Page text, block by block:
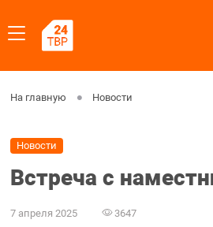
На главную Новости
Новости
Встреча с
7 апреля 2025 3647